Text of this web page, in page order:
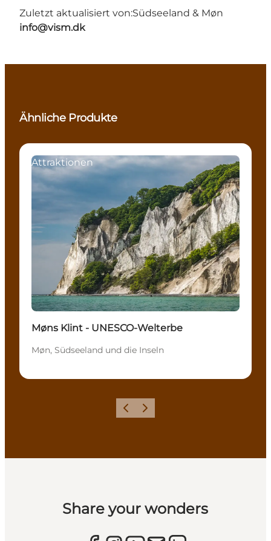
Zuletzt aktualisiert von:Südseeland & Møn
info@vism.dk
Ähnliche Produkte
Attraktionen
Møns Klint - UNESCO-Welterbe
Møn, Südseeland und die Inseln
ZurückWeiter
Share your wonders